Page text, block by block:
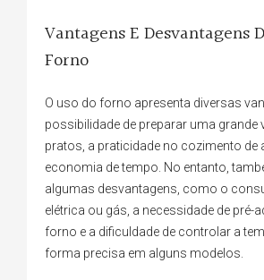
Vantagens E Desvantagens
Forno
O uso do forno apresenta diversas
possibilidade de preparar uma grande
pratos, a praticidade no cozimento de
economia de tempo. No entanto,
algumas desvantagens, como o
elétrica ou gás, a necessidade de pré-
forno e a dificuldade de controlar a
forma precisa em alguns modelos.